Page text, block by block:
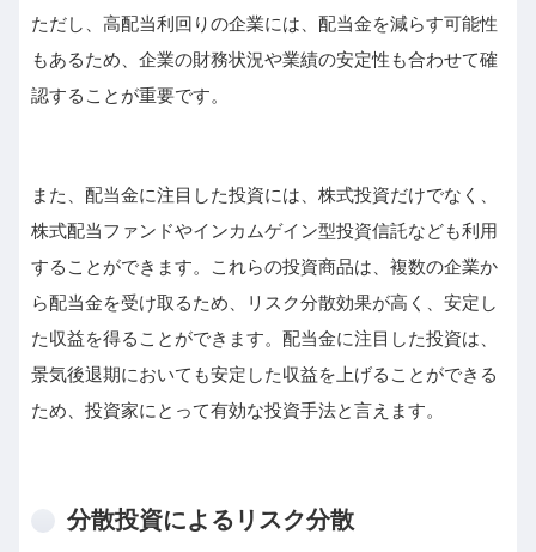
ただし、高配当利回りの企業には、配当金を減らす可能性
もあるため、企業の財務状況や業績の安定性も合わせて確
認することが重要です。
また、配当金に注目した投資には、株式投資だけでなく、
株式配当ファンドやインカムゲイン型投資信託なども利用
することができます。これらの投資商品は、複数の企業か
ら配当金を受け取るため、リスク分散効果が高く、安定し
た収益を得ることができます。配当金に注目した投資は、
景気後退期においても安定した収益を上げることができる
ため、投資家にとって有効な投資手法と言えます。
分散投資によるリスク分散